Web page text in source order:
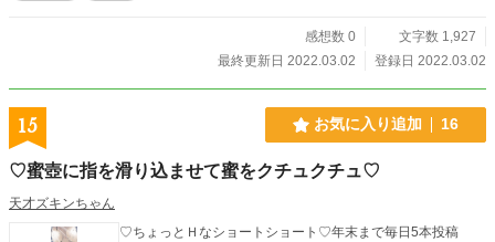
感想数 0
文字数 1,927
最終更新日 2022.03.02
登録日 2022.03.02
15 お気に入り追加 16
♡蜜壺に指を滑り込ませて蜜をクチュクチュ♡
天才ズキンちゃん
♡ちょっとＨなショートショート♡年末まで毎日5本投稿